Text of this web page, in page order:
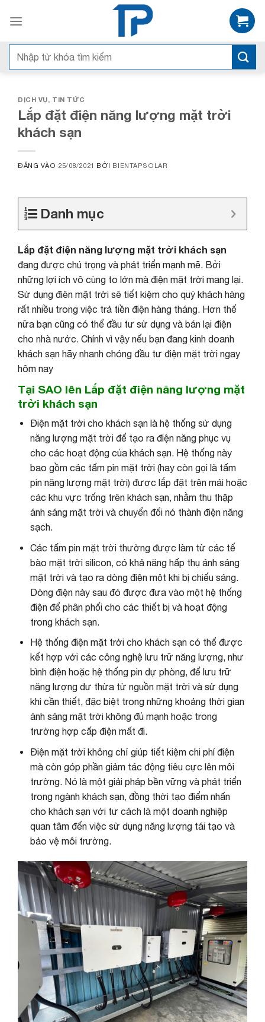
qua
dungSearch
DỊCH VỤ, TIN TỨC
Lắp đặt điện năng lượng mặt trời
khách sạn
ĐĂNG VÀO 25/08/2021 BỞI BIENTAPSOLAR
Danh mục
Lắp đặt điện năng lượng mặt trời khách sạn
đang được chú trọng và phát triển mạnh mẽ. Bởi
những lợi ích vô cùng to lớn mà điện mặt trời mang lại.
Sử dụng điên mặt trời sẽ tiết kiệm cho quý khách hàng
rất nhiều trong việc trả tiền điện hàng tháng. Hơn thế
nữa bạn cũng có thể đầu tư sử dụng và bán lại điện
cho nhà nước. Chính vì vậy nếu bạn đang kinh doanh
khách sạn hãy nhanh chóng đầu tư điện mặt trời ngay
hôm nay
Tại SAO lên Lắp đặt điện năng lượng mặt
trời khách sạn
Điện mặt trời cho khách sạn là hệ thống sử dụng
năng lượng mặt trời để tạo ra điện năng phục vụ
cho các hoạt động của khách sạn. Hệ thống này
bao gồm các tấm pin mặt trời (hay còn gọi là tấm
pin năng lượng mặt trời) được lắp đặt trên mái hoặc
các khu vực trống trên khách sạn, nhằm thu thập
ánh sáng mặt trời và chuyển đổi nó thành điện năng
sạch.
Các tấm pin mặt trời thường được làm từ các tế
bào mặt trời silicon, có khả năng hấp thụ ánh sáng
mặt trời và tạo ra dòng điện một khi bị chiếu sáng.
Dòng điện này sau đó được đưa vào một hệ thống
điện để phân phối cho các thiết bị và hoạt động
trong khách sạn.
Hệ thống điện mặt trời cho khách sạn có thể được
kết hợp với các công nghệ lưu trữ năng lượng, như
bình điện hoặc hệ thống pin dự phòng, để lưu trữ
năng lượng dư thừa từ nguồn mặt trời và sử dụng
khi cần thiết, đặc biệt trong những khoảng thời gian
ánh sáng mặt trời không đủ mạnh hoặc trong
trường hợp cấp điện mất đi.
Điện mặt trời không chỉ giúp tiết kiệm chi phí điện
mà còn góp phần giảm tác động tiêu cực lên môi
trường. Nó là một giải pháp bền vững và phát triển
trong ngành khách sạn, đồng thời tạo điểm nhấn
cho khách sạn với tư cách là một doanh nghiệp
quan tâm đến việc sử dụng năng lượng tái tạo và
bảo vệ môi trường.